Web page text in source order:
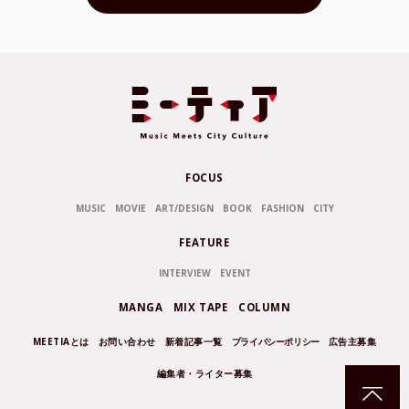
FOCUS
MUSIC MOVIE ART/DESIGN BOOK FASHION CITY
FEATURE
INTERVIEW EVENT
MANGA MIX TAPE COLUMN
MEETIAとは お問い合わせ 新着記事一覧 プライバシーポリシー 広告主募集
編集者・ライター募集